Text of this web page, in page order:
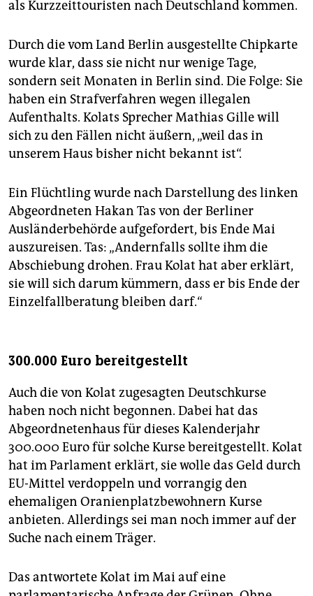
als Kurzzeittouristen nach Deutschland kommen.
Durch die vom Land Berlin ausgestellte Chipkarte
wurde klar, dass sie nicht nur wenige Tage,
sondern seit Monaten in Berlin sind. Die Folge: Sie
haben ein Strafverfahren wegen illegalen
Aufenthalts. Kolats Sprecher Mathias Gille will
sich zu den Fällen nicht äußern, „weil das in
unserem Haus bisher nicht bekannt ist“.
Ein Flüchtling wurde nach Darstellung des linken
Abgeordneten Hakan Tas von der Berliner
Ausländerbehörde aufgefordert, bis Ende Mai
auszureisen. Tas: „Andernfalls sollte ihm die
Abschiebung drohen. Frau Kolat hat aber erklärt,
sie will sich darum kümmern, dass er bis Ende der
Einzelfallberatung bleiben darf.“
300.000 Euro bereitgestellt
Auch die von Kolat zugesagten Deutschkurse
haben noch nicht begonnen. Dabei hat das
Abgeordnetenhaus für dieses Kalenderjahr
300.000 Euro für solche Kurse bereitgestellt. Kolat
hat im Parlament erklärt, sie wolle das Geld durch
EU-Mittel verdoppeln und vorrangig den
ehemaligen Oranienplatzbewohnern Kurse
anbieten. Allerdings sei man noch immer auf der
Suche nach einem Träger.
Das antwortete Kolat im Mai auf eine